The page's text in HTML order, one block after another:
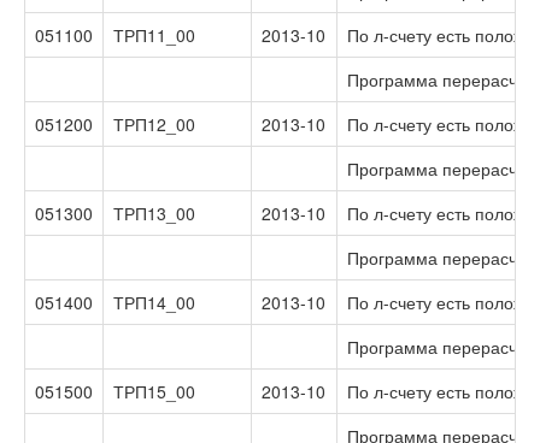
051100
ТРП11_00 2013-10
По л-счету есть
Программа
051200
ТРП12_00 2013-10
По л-счету есть
Программа
051300
ТРП13_00 2013-10
По л-счету есть
Программа
051400
ТРП14_00 2013-10
По л-счету есть
Программа
051500
ТРП15_00 2013-10
По л-счету есть
Программа